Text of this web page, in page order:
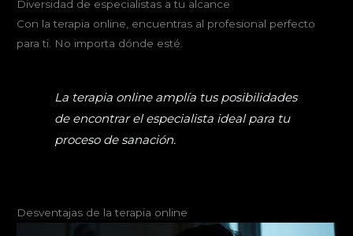
Diversidad de especialistas a tu alcance
Con la terapia online, encuentras al profesional perfecto
para ti. No importa dónde esté.
La terapia online amplía tus posibilidades
de encontrar el especialista ideal para tu
proceso de sanación.
Desventajas de la terapia online